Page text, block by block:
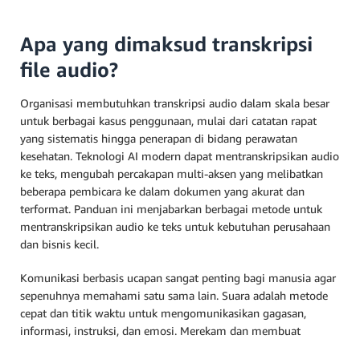
Apa yang dimaksud transkripsi
file audio?
Organisasi membutuhkan transkripsi audio dalam skala besar
untuk berbagai kasus penggunaan, mulai dari catatan rapat
yang sistematis hingga penerapan di bidang perawatan
kesehatan. Teknologi AI modern dapat mentranskripsikan audio
ke teks, mengubah percakapan multi-aksen yang melibatkan
beberapa pembicara ke dalam dokumen yang akurat dan
terformat. Panduan ini menjabarkan berbagai metode untuk
mentranskripsikan audio ke teks untuk kebutuhan perusahaan
dan bisnis kecil.
Komunikasi berbasis ucapan sangat penting bagi manusia agar
sepenuhnya memahami satu sama lain. Suara adalah metode
cepat dan titik waktu untuk mengomunikasikan gagasan,
informasi, instruksi, dan emosi. Merekam dan membuat